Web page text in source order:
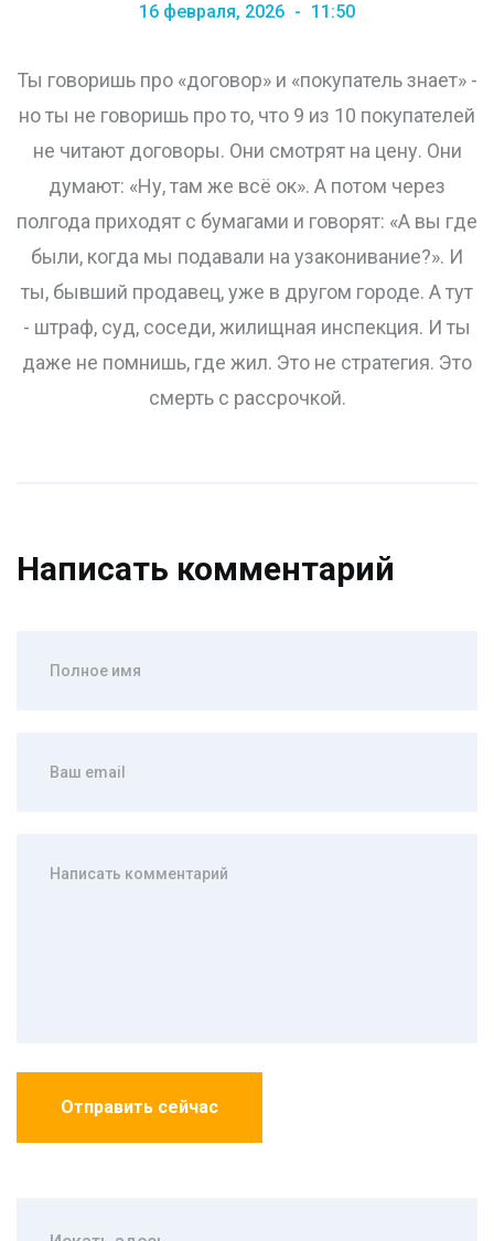
16 февраля, 2026 11:50
Ты говоришь про «договор» и «покупатель знает» -
но ты не говоришь про то, что 9 из 10 покупателей
не читают договоры. Они смотрят на цену. Они
думают: «Ну, там же всё ок». А потом через
полгода приходят с бумагами и говорят: «А вы где
были, когда мы подавали на узаконивание?». И
ты, бывший продавец, уже в другом городе. А тут
- штраф, суд, соседи, жилищная инспекция. И ты
даже не помнишь, где жил. Это не стратегия. Это
смерть с рассрочкой.
Написать комментарий
Отправить сейчас